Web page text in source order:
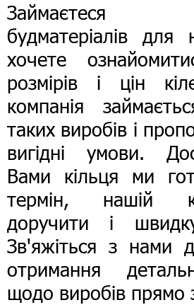
Займаєтеся
будматеріалів для
хочете
розмірів і цін
компанія
таких виробів і
вигідні умови.
Вами кільця ми
термін, нашій
доручити і
Зв'яжіться з нами
отримання
щодо виробів прямо